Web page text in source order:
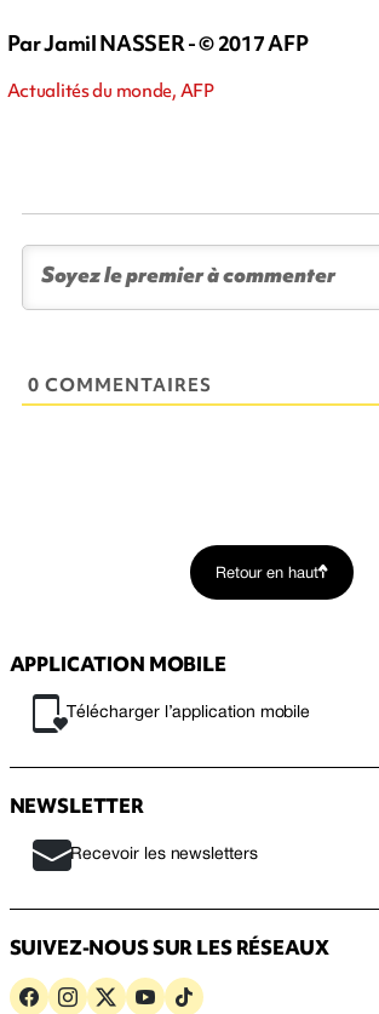
Par Jamil NASSER - © 2017 AFP
Actualités du monde, AFP
0 COMMENTAIRES
Retour en haut
APPLICATION MOBILE
Télécharger l’application mobile
NEWSLETTER
Recevoir les newsletters
SUIVEZ-NOUS SUR LES RÉSEAUX